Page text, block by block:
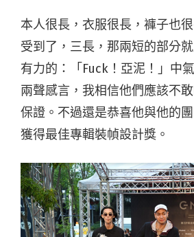
本人很長，衣服很長，褲子也
受到了，三長，那兩短的部分
有力的：「Fuck！亞泥！」中
兩聲感言，我相信他們應該不
保證。不過還是恭喜他與他的
獲得最佳專輯裝幀設計獎。